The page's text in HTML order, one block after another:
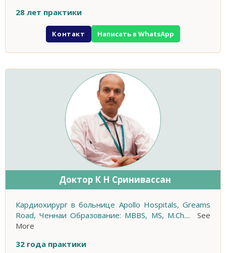
28 лет практики
Контакт Написать в WhatsApp
Доктор К Н Сринивассан
Кардиохирург в больнице Apollo Hospitals, Greams
Road, Ченнаи Образование: MBBS, MS, M.Ch....
See
More
32 года практики